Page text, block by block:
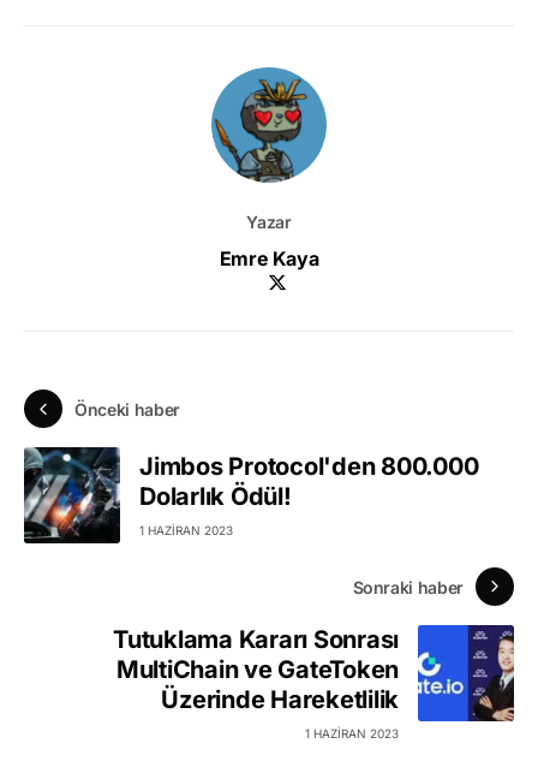
Yazar
Emre Kaya
Önceki haber
Jimbos Protocol'den 800.000
Dolarlık Ödül!
1 HAZIRAN 2023
Sonraki haber
Tutuklama Kararı Sonrası
MultiChain ve GateToken
Üzerinde Hareketlilik
1 HAZIRAN 2023